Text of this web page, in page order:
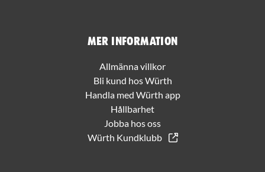
Mer information
Allmänna villkor
Bli kund hos Würth
Handla med Würth app
Hållbarhet
Jobba hos oss
Würth Kundklubb